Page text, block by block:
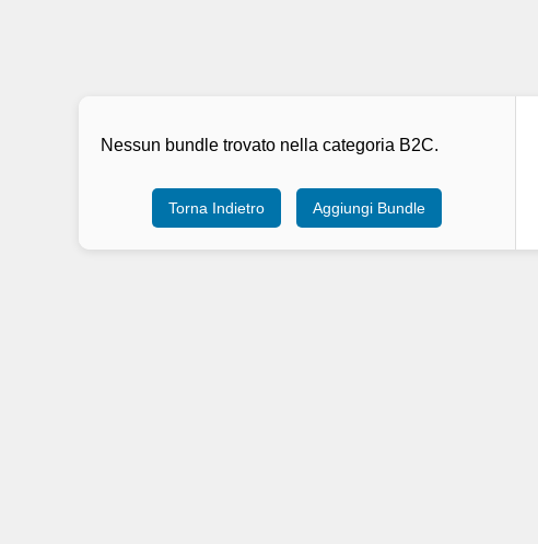
Nessun bundle trovato nella categoria B2C.
Torna Indietro Aggiungi Bundle